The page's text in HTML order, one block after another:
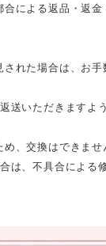
による返品・返
れた場合は、お
送いただきますよ
、交換はできま
は、不具合による